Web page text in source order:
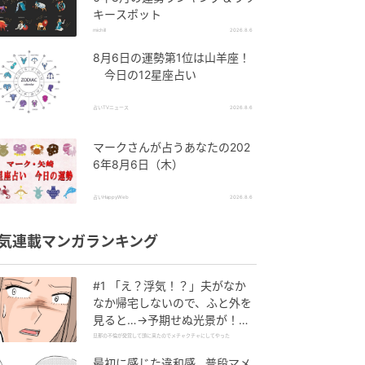
キースポット
michill 2026.8.6
8月6日の運勢第1位は山羊座！
今日の12星座占い
占いTVニュース 2026.8.6
マークさんが占うあなたの202
6年8月6日（木）
占いHappyWeb 2026.8.6
連載マンガランキング
#1 「え？浮気！？」夫がなか
なか帰宅しないので、ふと外を
見ると…→予期せぬ光景が！｜
旦那の不倫が発覚して頭に来た
旦那の不倫が発覚して頭に来たのでメチャクチャにしてやった